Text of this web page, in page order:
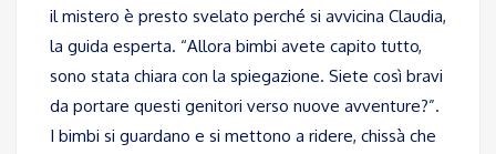
il mistero è presto svelato perché si avvicina Claudia,
la guida esperta. “Allora bimbi avete capito tutto,
sono stata chiara con la spiegazione. Siete così bravi
da portare questi genitori verso nuove avventure?”.
I bimbi si guardano e si mettono a ridere, chissà che